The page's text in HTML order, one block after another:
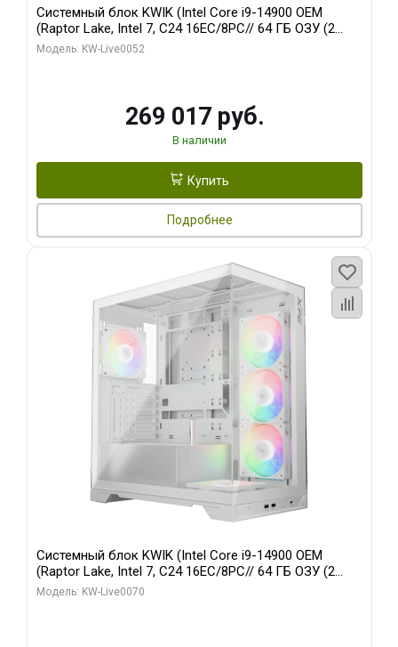
Системный блок KWIK (Intel Core i9-14900 OEM
(Raptor Lake, Intel 7, C24 16EC/8PC// 64 ГБ ОЗУ (2
модуля)/ Palit RTX5080 GAMINGPRO OC 16GB GDDR7
Модель: KW-Live0052
269 017 руб.
В наличии
Купить
Подробнее
Системный блок KWIK (Intel Core i9-14900 OEM
(Raptor Lake, Intel 7, C24 16EC/8PC// 64 ГБ ОЗУ (2
модуля)/ Gigabyte RTX5080 XTREME WATERFORCE
Модель: KW-Live0070